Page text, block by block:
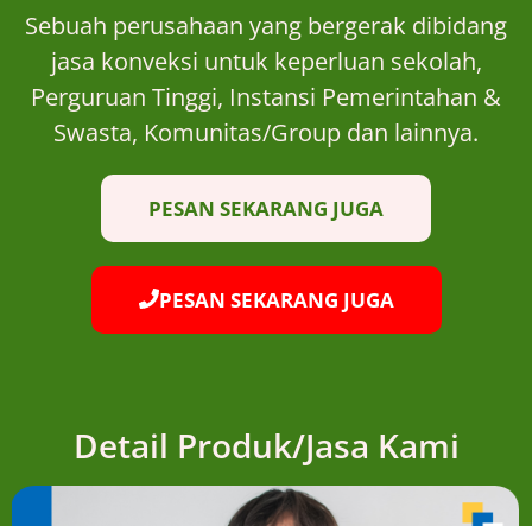
Sebuah perusahaan yang bergerak dibidang
jasa konveksi untuk keperluan sekolah,
Perguruan Tinggi, Instansi Pemerintahan &
Swasta, Komunitas/Group dan lainnya.
PESAN SEKARANG JUGA
PESAN SEKARANG JUGA
Detail Produk/Jasa Kami